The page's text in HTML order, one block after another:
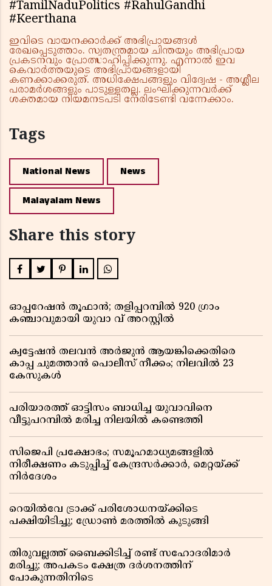
#TamilNaduPolitics #RahulGandhi
#Keerthana
ഇവിടെ വായനക്കാർക്ക് അഭിപ്രായങ്ങൾ
രേഖപ്പെടുത്താം. സ്വതന്ത്രമായ ചിന്തയും അഭിപ്രായ
പ്രകടനവും പ്രോത്സാഹിപ്പിക്കുന്നു. എന്നാൽ ഇവ
കെവാർത്തയുടെ അഭിപ്രായങ്ങളായി
കണക്കാക്കരുത്. അധിക്ഷേപങ്ങളും വിദ്വേഷ - അശ്ലീല
പരാമർശങ്ങളും പാടുള്ളതല്ല. ലംഘിക്കുന്നവർക്ക്
ശക്തമായ നിയമനടപടി നേരിടേണ്ടി വന്നേക്കാം.
Tags
National News News
Malayalam News
Share this story
ഓപ്പറേഷൻ തൂഫാൻ; തളിപ്പറമ്പിൽ 920 ഗ്രാം
കഞ്ചാവുമായി യുവാ വ് അറസ്റ്റിൽ
ക്വട്ടേഷൻ തലവൻ അർജുൻ ആയങ്കിക്കെതിരെ
കാപ്പ ചുമത്താൻ പൊലീസ് നീക്കം; നിലവിൽ 23
കേസുകൾ
പരിയാരത്ത് ഓട്ടിസം ബാധിച്ച യുവാവിനെ
വീട്ടുപറമ്പിൽ മരിച്ച നിലയിൽ കണ്ടെത്തി
സിജെപി പ്രക്ഷോഭം; സമൂഹമാധ്യമങ്ങളിൽ
നിരീക്ഷണം കടുപ്പിച്ച് കേന്ദ്രസർക്കാർ, മെറ്റയ്ക്ക്
നിർദേശം
റെയിൽവേ ട്രാക്ക് പരിശോധനയ്ക്കിടെ
പക്ഷിയിടിച്ചു; ഡ്രോൺ മരത്തിൽ കുടുങ്ങി
തിരുവല്ലത്ത് ബൈക്കിടിച്ച് രണ്ട് സഹോദരിമാർ
മരിച്ചു; അപകടം ക്ഷേത്ര ദർശനത്തിന്
പോകുന്നതിനിടെ